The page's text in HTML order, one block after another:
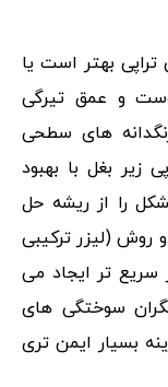
بهتر است یا
و عمق تیرگی
های سطحی
زیر بغل با بهبود
را از ریشه حل
روش (لیزر ترکیبی
سریع تر ایجاد می
سوختگی های
بسیار ایمن تری